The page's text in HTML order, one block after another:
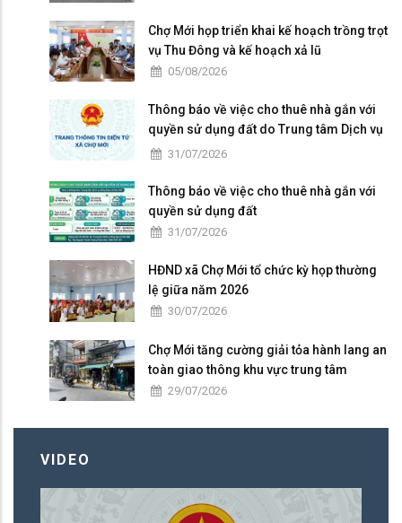
Chợ Mới họp triển khai kế hoạch trồng trọt
vụ Thu Đông và kế hoạch xả lũ
05/08/2026
Thông báo về việc cho thuê nhà gắn với
quyền sử dụng đất do Trung tâm Dịch vụ
tổng hợp xã Chợ Mới quản lý, khai thác
31/07/2026
Thông báo về việc cho thuê nhà gắn với
quyền sử dụng đất
31/07/2026
HĐND xã Chợ Mới tổ chức kỳ họp thường
lệ giữa năm 2026
30/07/2026
Chợ Mới tăng cường giải tỏa hành lang an
toàn giao thông khu vực trung tâm
29/07/2026
VIDEO